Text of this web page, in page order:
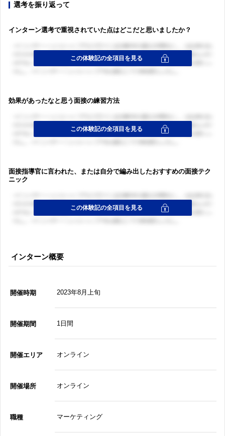
選考を振り返って
インターン選考で重視されていた点はどこだと思いましたか？
効果があったなと思う面接の練習方法
面接指導官に言われた、または自分で編み出したおすすめの面接テク
ニック
インターン概要
開催時期 2023年8月上旬
開催期間 1日間
開催エリア オンライン
開催場所 オンライン
職種 マーケティング